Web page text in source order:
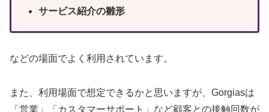
サービス紹介の雛形
などの場面でよく利用されています。
また、利用場面で想定できるかと思いますが、Gorgiasは
「営業」「カスタマーサポート」など顧客との接触回数が